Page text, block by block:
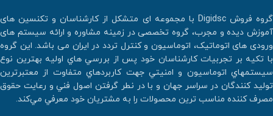
گروه فروش Digidsc با مجموعه ای متشکل از کارشناسان و تکنسین های
آموزش دیده و مجرب، گروه تخصصی در زمینه مشاوره و ارائه سیستم های
ورودی های اتوماتیک، اتوماسیون و کنترل تردد در ایران می باشد. اين گروه
با تكيه بر تجربيات كارشناسان خود پس از بررسي هاي اوليه بهترين نوع
سيستمهاي اتوماسيون و امنيتي جهت كاربردهاي متفاوت از معتبرترين
توليد كنندگان در سراسر جهان و با در نطر گرفتن اصول فني و رعايت حقوق
مصرف كننده مناسب ترين محصولات را به مشتريان خود معرفي مي‌كند.